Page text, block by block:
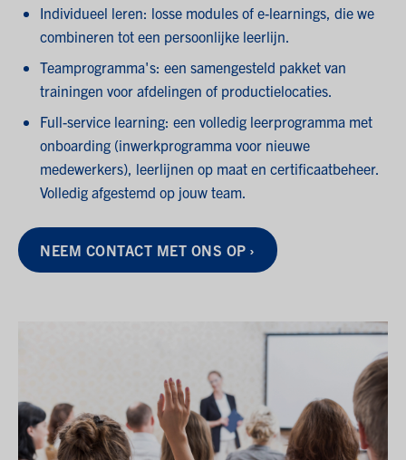
Individueel leren: losse modules of e-learnings, die we
combineren tot een persoonlijke leerlijn.
Teamprogramma's: een samengesteld pakket van
trainingen voor afdelingen of productielocaties.
Full-service learning: een volledig leerprogramma met
onboarding (inwerkprogramma voor nieuwe
medewerkers), leerlijnen op maat en certificaatbeheer.
Volledig afgestemd op jouw team.
NEEM CONTACT MET ONS OP ›